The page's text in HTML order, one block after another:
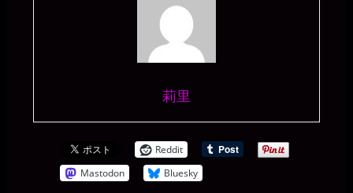
莉里
Reddit
Mastodon
Bluesky